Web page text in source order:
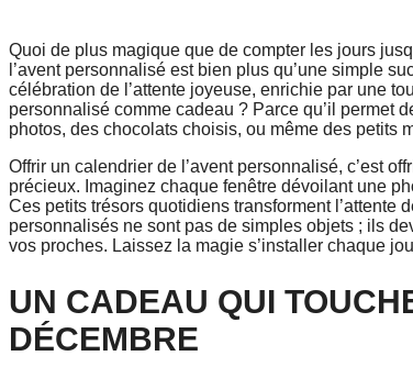
Quoi de plus magique que de compter les jours
l’avent personnalisé est bien plus qu’une simple
célébration de l’attente joyeuse, enrichie par une
personnalisé comme cadeau ? Parce qu’il permet
photos, des chocolats choisis, ou même des petits
Offrir un calendrier de l’avent personnalisé, c’est
précieux. Imaginez chaque fenêtre dévoilant une
Ces petits trésors quotidiens transforment l’attente
personnalisés ne sont pas de simples objets ; ils
vos proches. Laissez la magie s’installer chaque
UN CADEAU QUI
DÉCEMBRE